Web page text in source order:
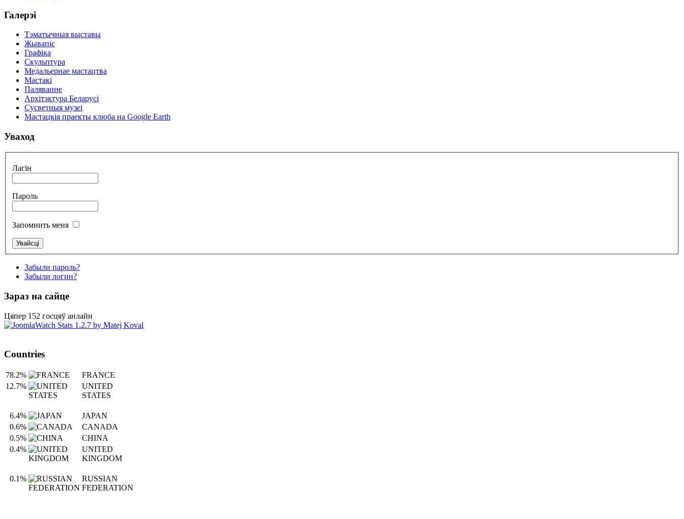
Галерэі
Тэматычныя выставы
Жывапіс
Графіка
Скульптура
Медальернае мастацтва
Мастакі
Паляванне
Архітэктура Беларусі
Сусветныя музеі
Мастацкія праекты клюба на Google Earth
Уваход
Лагін
Пароль
Запомнить меня
Забыли пароль?
Забыли логин?
Зараз на сайце
Цяпер 152 госцяў анлайн
Countries
78.2%
FRANCE
12.7%
UNITED
STATES
6.4%
JAPAN
0.6%
CANADA
0.5%
CHINA
0.4%
UNITED
KINGDOM
0.1%
RUSSIAN
FEDERATION